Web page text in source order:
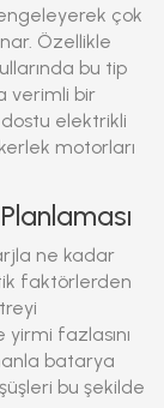
çok
Özellikle
bu tip
verimli bir
elektrikli
motorları
ne kadar
faktörlerden
fazlasını
batarya
bu şekilde